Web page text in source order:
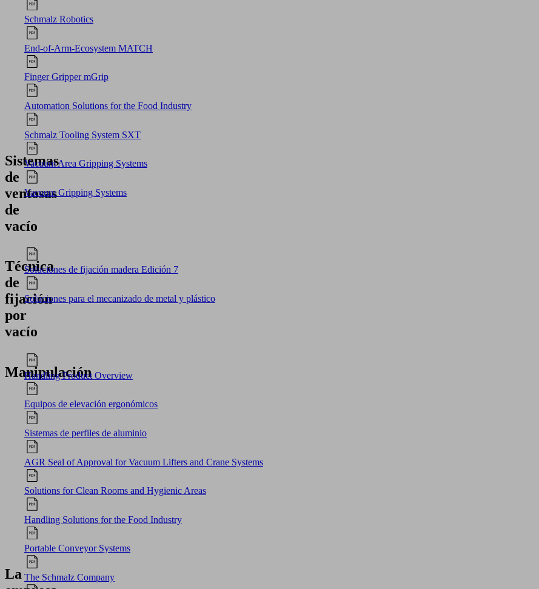
Schmalz Robotics
End-of-Arm-Ecosystem MATCH
Finger Gripper mGrip
Automation Solutions for the Food Industry
Schmalz Tooling System SXT
Sistemas
de
ventosas
de
vacío
Vacuum Area Gripping Systems
Vacuum Gripping Systems
Técnica
de
fijación
por
vacío
Soluciones de fijación madera Edición 7
Soluciones para el mecanizado de metal y plástico
Manipulación
Handling Product Overview
Equipos de elevación ergonómicos
Sistemas de perfiles de aluminio
AGR Seal of Approval for Vacuum Lifters and Crane Systems
Solutions for Clean Rooms and Hygienic Areas
Handling Solutions for the Food Industry
Portable Conveyor Systems
La The Schmalz Company